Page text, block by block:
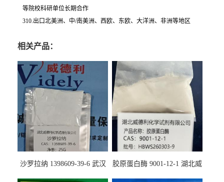
等院校科研单位长期合作
310.出口北美洲、中/南美洲、西欧、东欧、大洋洲、非洲等地区
相关产品：
沙罗拉纳 1398609-39-6 武汉
胶原蛋白酶 9001-12-1 湖北威